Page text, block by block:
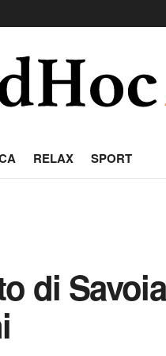
RELAX SPORT
di